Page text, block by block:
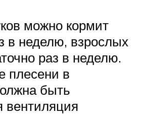
можно кормит
в неделю, взрослых
раз в неделю.
плесени в
быть
вентиляция